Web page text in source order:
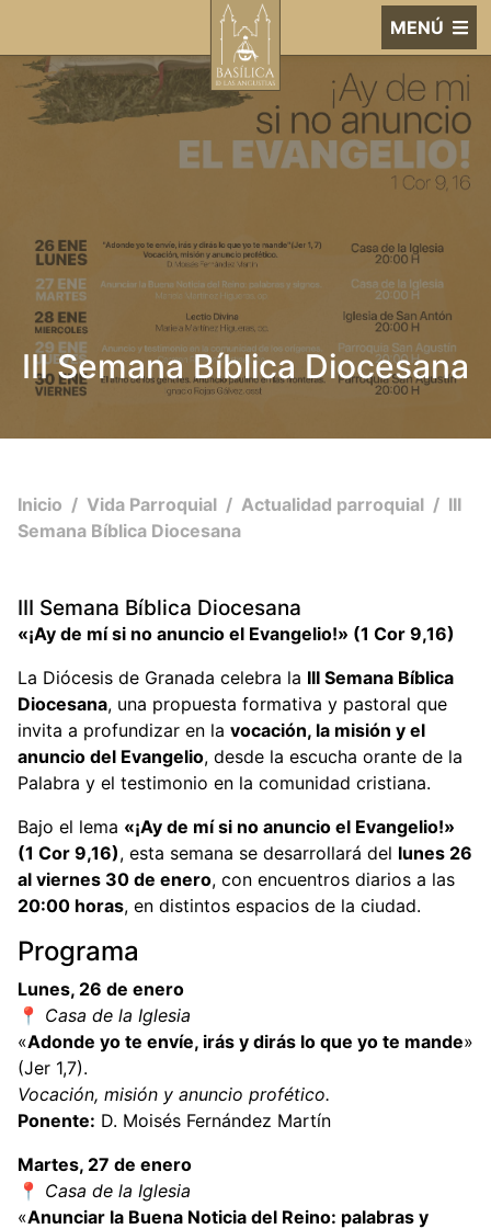
MENÚ
III Semana Bíblica Diocesana
Inicio / Vida Parroquial / Actualidad parroquial / III
Semana Bíblica Diocesana
III Semana Bíblica Diocesana
«¡Ay de mí si no anuncio el Evangelio!» (1 Cor 9,16)
La Diócesis de Granada celebra la III Semana Bíblica
Diocesana, una propuesta formativa y pastoral que
invita a profundizar en la vocación, la misión y el
anuncio del Evangelio, desde la escucha orante de la
Palabra y el testimonio en la comunidad cristiana.
Bajo el lema «¡Ay de mí si no anuncio el Evangelio!»
(1 Cor 9,16), esta semana se desarrollará del lunes 26
al viernes 30 de enero, con encuentros diarios a las
20:00 horas, en distintos espacios de la ciudad.
Programa
Lunes, 26 de enero
📍 Casa de la Iglesia
«Adonde yo te envíe, irás y dirás lo que yo te mande»
(Jer 1,7).
Vocación, misión y anuncio profético.
Ponente: D. Moisés Fernández Martín
Martes, 27 de enero
📍 Casa de la Iglesia
«Anunciar la Buena Noticia del Reino: palabras y